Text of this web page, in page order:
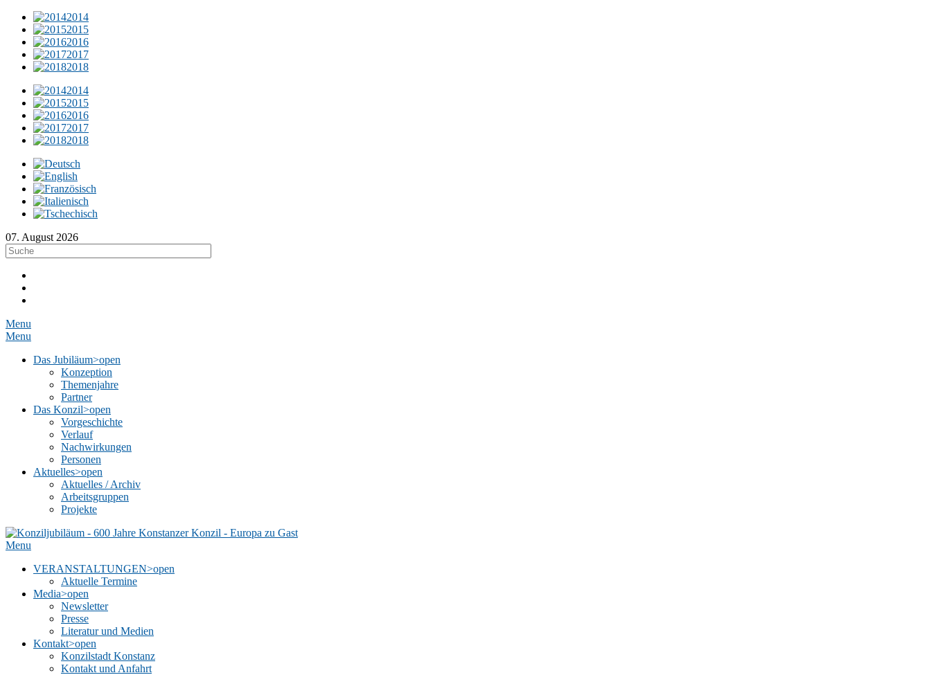
2014
2015
2016
2017
2018
2014
2015
2016
2017
2018
07. August 2026
Menu
Menu
Das Jubiläum>open
Konzeption
Themenjahre
Partner
Das Konzil>open
Vorgeschichte
Verlauf
Nachwirkungen
Personen
Aktuelles>open
Aktuelles / Archiv
Arbeitsgruppen
Projekte
Menu
VERANSTALTUNGEN>open
Aktuelle Termine
Media>open
Newsletter
Presse
Literatur und Medien
Kontakt>open
Konzilstadt Konstanz
Kontakt und Anfahrt